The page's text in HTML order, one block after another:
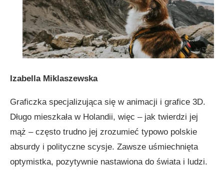
Izabella Miklaszewska
Graficzka specjalizująca się w animacji i grafice 3D.
Długo mieszkała w Holandii, więc – jak twierdzi jej
mąż – często trudno jej zrozumieć typowo polskie
absurdy i polityczne scysje. Zawsze uśmiechnięta
optymistka, pozytywnie nastawiona do świata i ludzi.